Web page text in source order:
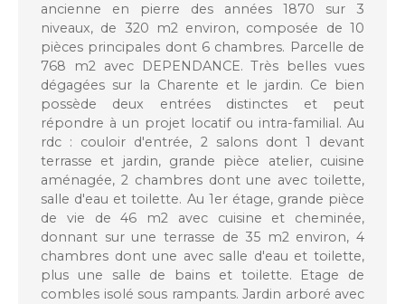
ancienne en pierre des années 1870 sur 3
niveaux, de 320 m2 environ, composée de 10
pièces principales dont 6 chambres. Parcelle de
768 m2 avec DEPENDANCE. Très belles vues
dégagées sur la Charente et le jardin. Ce bien
possède deux entrées distinctes et peut
répondre à un projet locatif ou intra-familial. Au
rdc : couloir d'entrée, 2 salons dont 1 devant
terrasse et jardin, grande pièce atelier, cuisine
aménagée, 2 chambres dont une avec toilette,
salle d'eau et toilette. Au 1er étage, grande pièce
de vie de 46 m2 avec cuisine et cheminée,
donnant sur une terrasse de 35 m2 environ, 4
chambres dont une avec salle d'eau et toilette,
plus une salle de bains et toilette. Etage de
combles isolé sous rampants. Jardin arboré avec